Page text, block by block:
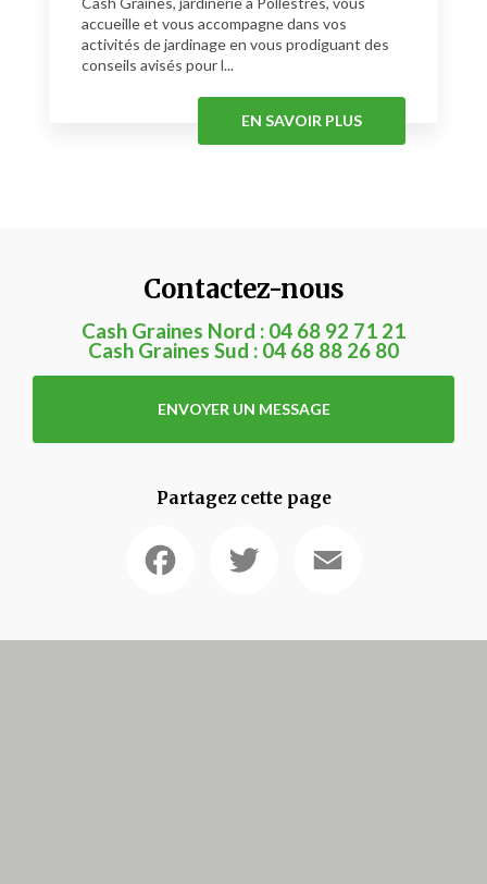
accueille et vous accompagne dans vos
activités de jardinage en vous prodiguant des
conseils avisés pour l...
EN SAVOIR PLUS
Contactez-nous
Cash Graines Nord : 04 68 92 71 21
Cash Graines Sud : 04 68 88 26 80
ENVOYER UN MESSAGE
Partagez cette page